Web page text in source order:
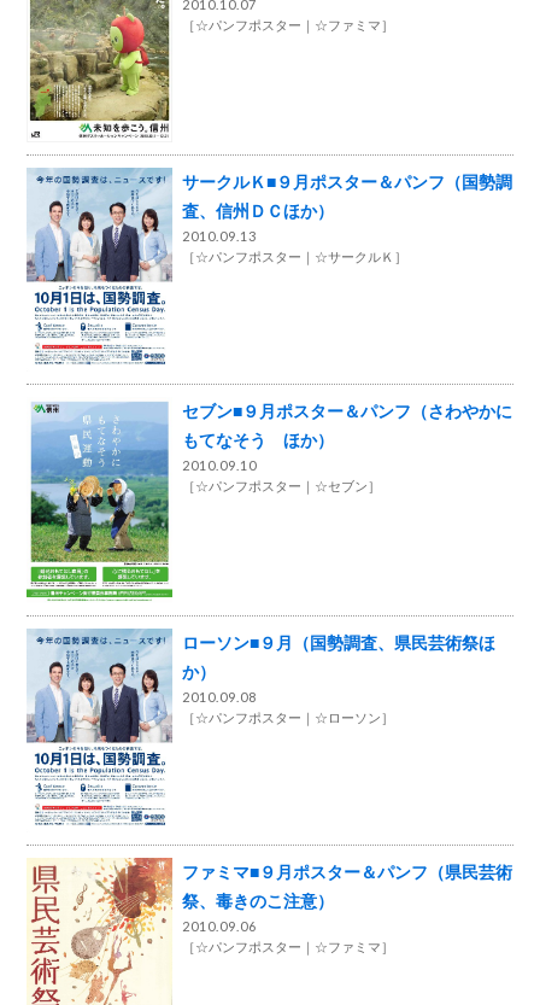
2010.10.07
［☆パンフポスター ☆ファミマ］
サークルＫ■９月ポスター＆パンフ（国勢調
査、信州ＤＣほか）
2010.09.13
［☆パンフポスター ☆サークルＫ ］
セブン■９月ポスター＆パンフ（さわやかに
もてなそう ほか）
2010.09.10
［☆パンフポスター ☆セブン］
ローソン■９月（国勢調査、県民芸術祭ほ
か）
2010.09.08
［☆パンフポスター ☆ローソン］
ファミマ■９月ポスター＆パンフ（県民芸術
祭、毒きのこ注意）
2010.09.06
［☆パンフポスター ☆ファミマ］